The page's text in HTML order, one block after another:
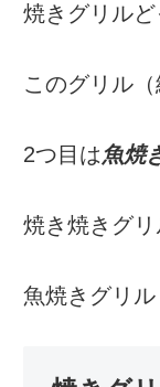
焼きグリル
このグリル
2つ目は魚焼
焼き焼きグ
魚焼きグリ